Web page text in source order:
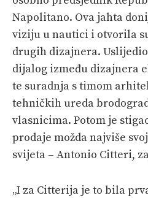
Napolitano. Ova jahta
viziju u nautici i otvorila
drugih dizajnera.
dijalog između dizajnera
te suradnja s timom
tehničkih ureda
vlasnicima. Potom je
prodaje možda najviše
svijeta – Antonio Citteri,
„I za Citterija je to bila